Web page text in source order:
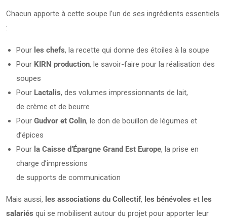
Chacun apporte à cette soupe l’un de ses ingrédients essentiels
:
Pour les chefs, la recette qui donne des étoiles à la soupe
Pour KIRN production, le savoir-faire pour la réalisation des
soupes
Pour Lactalis, des volumes impressionnants de lait,
de crème et de beurre
Pour Gudvor et Colin, le don de bouillon de légumes et
d’épices
Pour la Caisse d’Épargne Grand Est Europe, la prise en
charge d’impressions
de supports de communication
Mais aussi, les associations du Collectif, les bénévoles et les
salariés qui se mobilisent autour du projet pour apporter leur